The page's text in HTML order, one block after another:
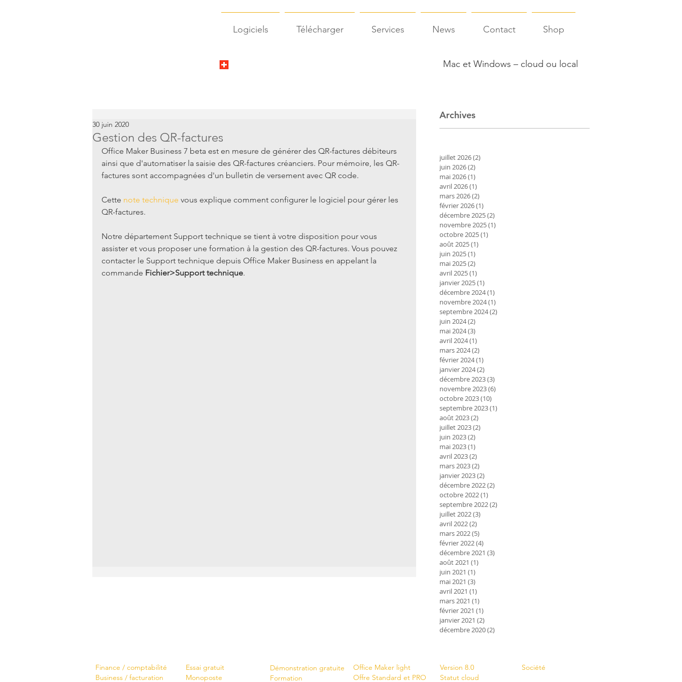
Logiciels Télécharger Services News Contact Shop
Mac et Windows – cloud ou local
Gestion des QR-factures
30 juin 2020
Office Maker Business 7 beta est en mesure de générer des QR-factures débiteurs
ainsi que d'automatiser la saisie des QR-factures créanciers. Pour mémoire, les QR-
factures sont accompagnées d'un bulletin de versement avec QR code.
Cette note technique vous explique comment configurer le logiciel pour gérer les
QR-factures.
Notre département Support technique se tient à votre disposition pour vous
assister et vous proposer une formation à la gestion des QR-factures. Vous pouvez
contacter le Support technique depuis Office Maker Business en appelant la
commande Fichier>Support technique.
Archives
juillet 2026(2)
juin 2026(2)
mai 2026(1)
avril 2026(1)
mars 2026(2)
février 2026(1)
décembre 2025(2)
novembre 2025(1)
octobre 2025(1)
août 2025(1)
juin 2025(1)
mai 2025(2)
avril 2025(1)
janvier 2025(1)
décembre 2024(1)
novembre 2024(1)
septembre 2024(2)
juin 2024(2)
mai 2024(3)
avril 2024(1)
mars 2024(2)
février 2024(1)
janvier 2024(2)
décembre 2023(3)
novembre 2023(6)
octobre 2023(10)
septembre 2023(1)
août 2023(2)
juillet 2023(2)
juin 2023(2)
mai 2023(1)
avril 2023(2)
mars 2023(2)
janvier 2023(2)
décembre 2022(2)
octobre 2022(1)
septembre 2022(2)
juillet 2022(3)
avril 2022(2)
mars 2022(5)
février 2022(4)
décembre 2021 (3)
août 2021 (1)
juin 2021 (1)
mai 2021 (3)
avril 2021 (1)
mars 2021 (1)
février 2021 (1)
janvier 2021 (2)
décembre 2020(2)
Finance / comptabilité
Business / facturation
Essai gratuit
Monoposte
Démonstration gratuite
Formation
Office Maker light
Offre Standard et PRO
Version 8.0
Statut cloud
Société